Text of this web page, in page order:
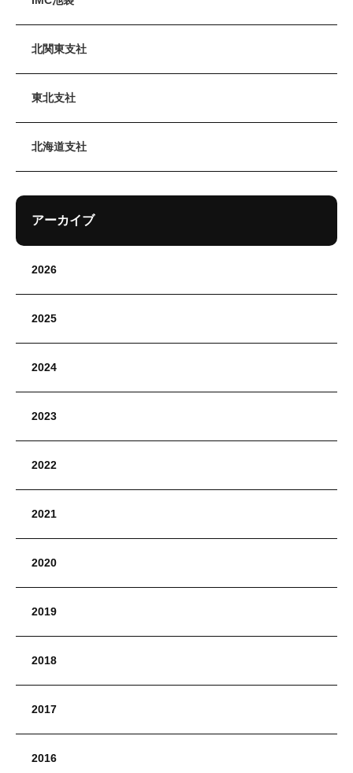
北関東支社
東北支社
北海道支社
アーカイブ
2026
2025
2024
2023
2022
2021
2020
2019
2018
2017
2016